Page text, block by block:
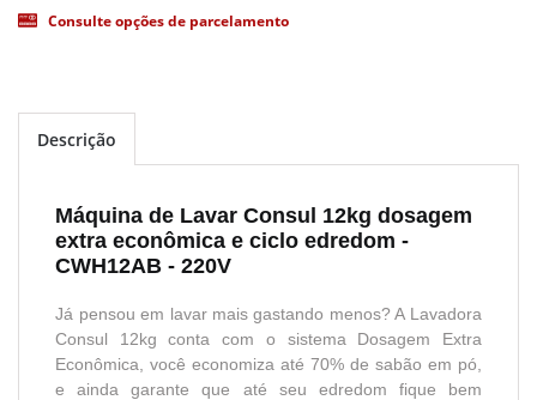
Consulte opções de parcelamento
Descrição
Máquina de Lavar Consul 12kg dosagem
extra econômica e ciclo edredom -
CWH12AB - 220V
Já pensou em lavar mais gastando menos? A Lavadora
Consul 12kg conta com o sistema Dosagem Extra
Econômica, você economiza até 70% de sabão em pó,
e ainda garante que até seu edredom fique bem